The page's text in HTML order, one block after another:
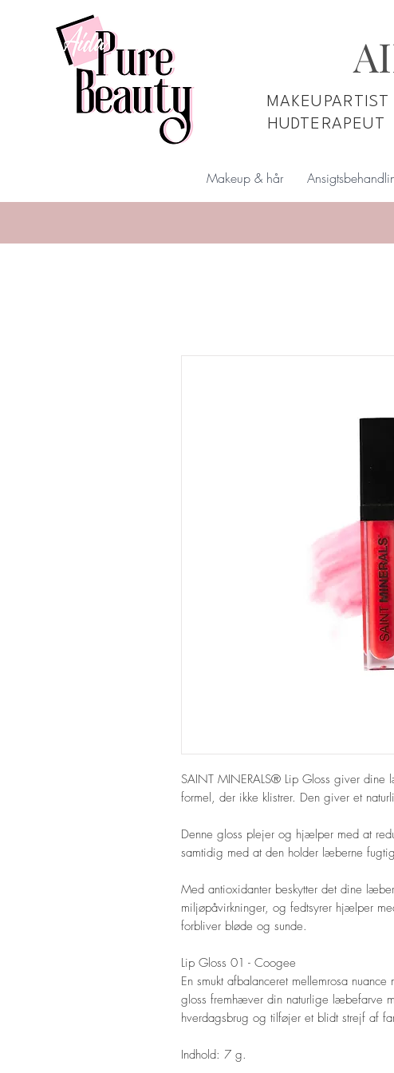
HUDTERAPEUT
Makeup & hår
SAINT MINERALS® Lip Gloss giver dine
formel, der ikke klistrer. Den giver et
Denne gloss plejer og hjælper med at
samtidig med at den holder læberne
Med antioxidanter beskytter det dine
miljøpåvirkninger, og fedtsyrer hjælper
forbliver bløde og sunde.
Lip Gloss 01 - Coogee
En smukt afbalanceret mellemrosa
gloss fremhæver din naturlige læbefarve
hverdagsbrug og tilføjer et blidt strejf af
Indhold: 7 g.